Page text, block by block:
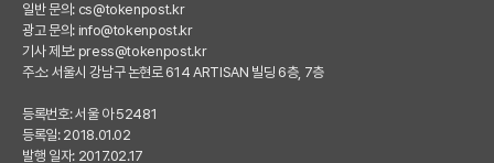
일반 문의: cs@tokenpost.kr
광고 문의: info@tokenpost.kr
기사 제보: press@tokenpost.kr
주소: 서울시 강남구 논현로 614 ARTISAN 빌딩 6층, 7층
등록번호: 서울 아 52481
등록일: 2018.01.02
발행 일자: 2017.02.17